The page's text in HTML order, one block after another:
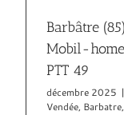
Barbâtre
Mobil-
PTT 49
décembre 2025 |
Vendée, Barbatre,